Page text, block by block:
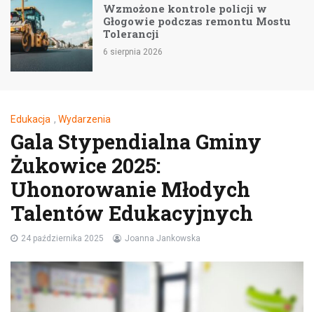
Wzmożone kontrole policji w
Głogowie podczas remontu Mostu
Tolerancji
6 sierpnia 2026
Edukacja , Wydarzenia
Gala Stypendialna Gminy
Żukowice 2025:
Uhonorowanie Młodych
Talentów Edukacyjnych
24 października 2025 Joanna Jankowska